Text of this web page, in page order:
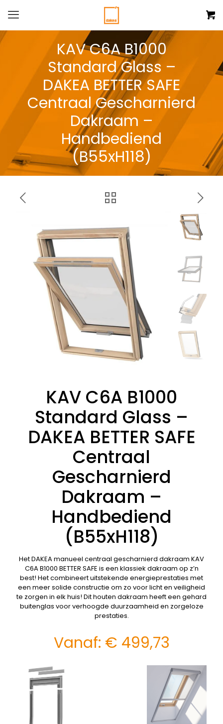
KAV C6A B1000
Standard Glass –
DAKEA BETTER SAFE
Centraal Gescharnierd
Dakraam –
Handbediend
(B55xH118)
KAV C6A B1000
Standard Glass –
DAKEA BETTER SAFE
Centraal
Gescharnierd
Dakraam –
Handbediend
(B55xH118)
Het DAKEA manueel centraal gescharnierd dakraam KAV
C6A B1000 BETTER SAFE is een klassiek dakraam op z’n
best! Het combineert uitstekende energieprestaties met
een meer solide constructie om zo voor licht en veiligheid
te zorgen in elk huis! Dit houten dakraam heeft een gehard
buitenglas voor verhoogde duurzaamheid en zorgeloze
prestaties.
Vanaf: € 499,73